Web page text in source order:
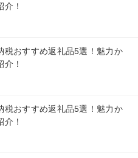
介！
税おすすめ返礼品5選！魅力か
介！
税おすすめ返礼品5選！魅力か
介！